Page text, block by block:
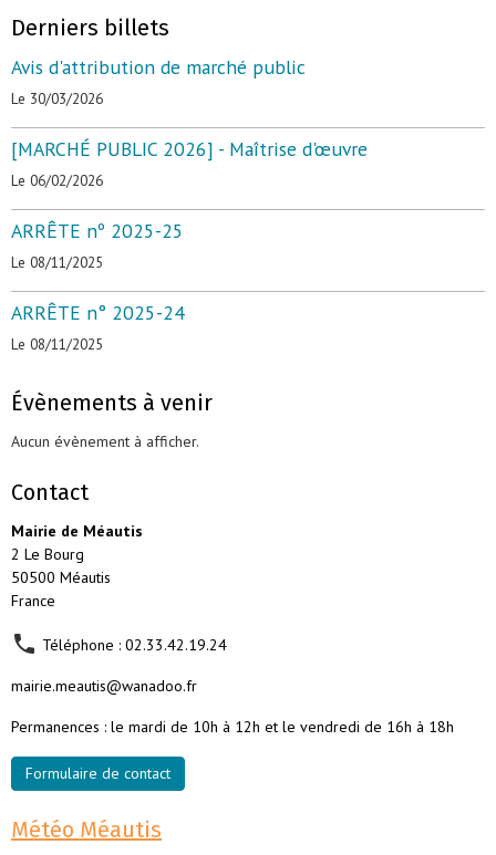
Derniers billets
Avis d'attribution de marché public
Le 30/03/2026
[MARCHÉ PUBLIC 2026] - Maîtrise d'œuvre
Le 06/02/2026
ARRÊTE nº 2025-25
Le 08/11/2025
ARRÊTE n° 2025-24
Le 08/11/2025
Évènements à venir
Aucun évènement à afficher.
Contact
Mairie de Méautis
2 Le Bourg
50500 Méautis
France
Téléphone : 02.33.42.19.24
mairie.meautis@wanadoo.fr
Permanences : le mardi de 10h à 12h et le vendredi de 16h à 18h
Formulaire de contact
Météo Méautis